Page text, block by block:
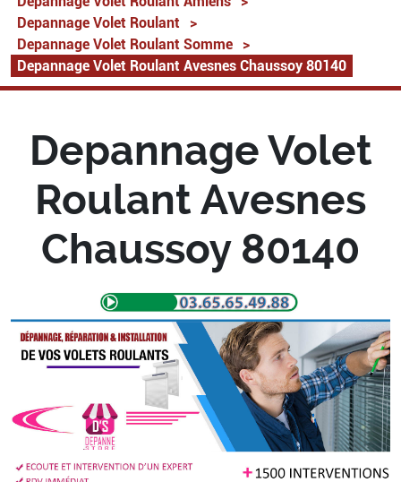
Depannage Volet Roulant
>
Depannage Volet Roulant Somme
>
Depannage Volet Roulant Avesnes Chaussoy 80140
Depannage Volet
Roulant Avesnes
Chaussoy 80140